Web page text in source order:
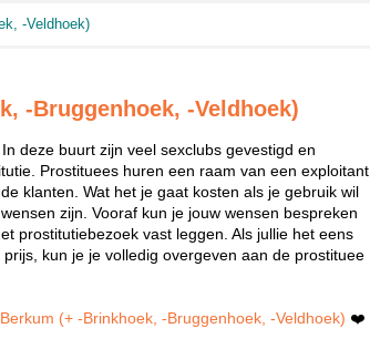
-Veldhoek)
-Bruggenhoek, -Veldhoek)
deze buurt zijn veel sexclubs gevestigd en
Prostituees huren een raam van een exploitant
klanten. Wat het je gaat kosten als je gebruik wil
zijn. Vooraf kun je jouw wensen bespreken
prostitutiebezoek vast leggen. Als jullie het eens
kun je je volledig overgeven aan de prostituee
(+ -Brinkhoek, -Bruggenhoek, -Veldhoek) ❤️